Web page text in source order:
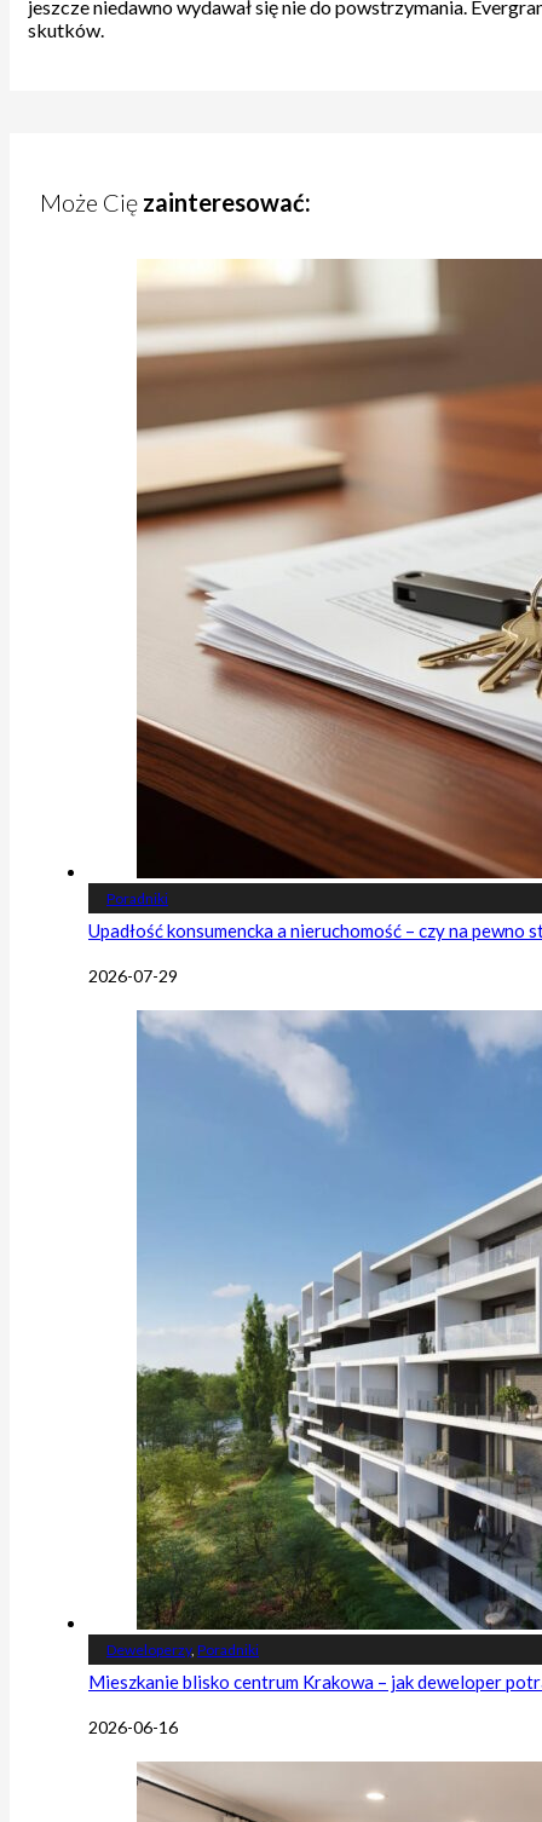
jeszcze niedawno wydawał się nie do powstrzymania.
skutków.
Może Cię zainteresować:
Poradniki
Upadłość konsumencka a nieruchomość – czy na pewno
2026-07-29
Deweloperzy, Poradniki
Mieszkanie blisko centrum Krakowa – jak deweloper
2026-06-16